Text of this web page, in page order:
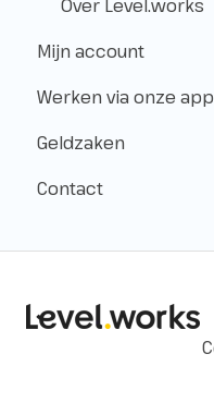
Op de Klus
Na de Klus!
Geldzaken
AFAS Pocket App
Over Level.works
Mijn account
Aanmaken &
Beheer
Werken via onze app
Aanmeldingen
Shifts
Geldzaken
Betaling
Contact